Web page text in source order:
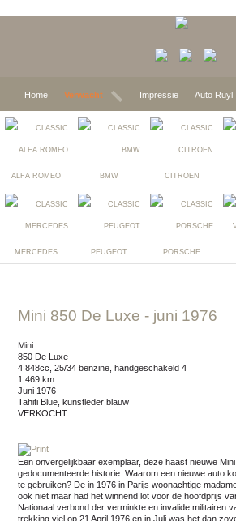
Home Verwacht Impressie Auto Ruyl
ALFA ROMEO BMW CITROEN
MERCEDES PEUGEOT PORSCHE
Mini 850 De Luxe - juni 1976
Mini
850 De Luxe
4 848cc, 25/34 benzine, handgeschakeld 4
1.469 km
juni 1976
Tahiti Blue, kunstleder blauw
VERKOCHT
Een onvergelijkbaar exemplaar, deze haast nieuwe
gedocumenteerde historie. Waarom een nieuwe auto
te gebruiken? De in 1976 in Parijs woonachtige
ook niet maar had het winnend lot voor de hoofdprijs
Nationaal verbond der verminkte en invalide militairen
trekking viel op 21 April 1976 en in Juli was het dan